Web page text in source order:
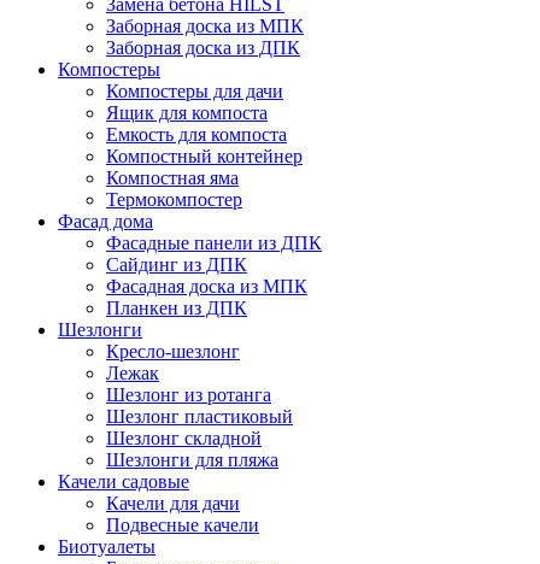
Замена бетона HILST
Заборная доска из МПК
Заборная доска из ДПК
Компостеры
Компостеры для дачи
Ящик для компоста
Емкость для компоста
Компостный контейнер
Компостная яма
Термокомпостер
Фасад дома
Фасадные панели из ДПК
Сайдинг из ДПК
Фасадная доска из МПК
Планкен из ДПК
Шезлонги
Кресло-шезлонг
Лежак
Шезлонг из ротанга
Шезлонг пластиковый
Шезлонг складной
Шезлонги для пляжа
Качели садовые
Качели для дачи
Подвесные качели
Биотуалеты